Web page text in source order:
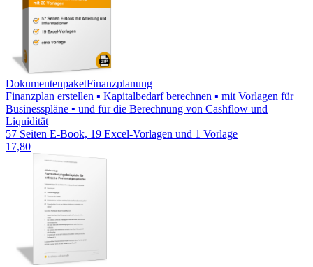
DokumentenpaketFinanzplanung
Finanzplan erstellen ▪ Kapitalbedarf berechnen ▪ mit Vorlagen für
Businesspläne ▪ und für die Berechnung von Cashflow und
Liquidität
57 Seiten E-Book, 19 Excel-Vorlagen und 1 Vorlage
17,80